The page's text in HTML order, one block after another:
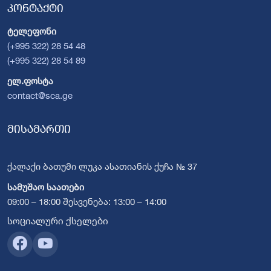
კონტაქტი
ტელეფონი
(+995 322) 28 54 48
(+995 322) 28 54 89
ელ.ფოსტა
contact@sca.ge
მისამართი
ქალაქი ბათუმი ლუკა ასათიანის ქუჩა № 37
სამუშაო საათები
09:00 – 18:00 შესვენება: 13:00 – 14:00
სოციალური ქსელები